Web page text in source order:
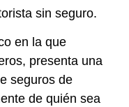
sin seguro.
en la que
presenta una
seguros de
de quién sea